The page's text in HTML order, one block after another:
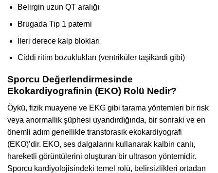
Belirgin uzun QT aralığı
Brugada Tip 1 paterni
İleri derece kalp blokları
Ciddi ritim bozuklukları (ventriküler taşikardi gibi)
Sporcu Değerlendirmesinde
Ekokardiyografinin (EKO) Rolü Nedir?
Öykü, fizik muayene ve EKG gibi tarama yöntemleri bir risk
veya anormallik şüphesi uyandırdığında, bir sonraki ve en
önemli adım genellikle transtorasik ekokardiyografi
(EKO)’dir. EKO, ses dalgalarını kullanarak kalbin canlı,
hareketli görüntülerini oluşturan bir ultrason yöntemidir.
Sporcu kardiyolojisindeki temel rolü, belirsizlikleri ortadan